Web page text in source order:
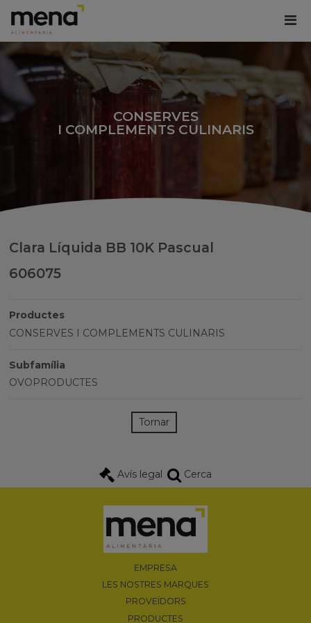
CONSERVES
I COMPLEMENTS CULINARIS
Clara Líquida BB 10K Pascual
606075
Productes
CONSERVES I COMPLEMENTS CULINARIS
Subfamília
OVOPRODUCTES
Tornar
Avís legal Cerca
EMPRESA
LES NOSTRES MARQUES
PROVEÏDORS
PRODUCTES